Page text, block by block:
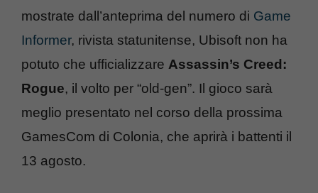
mostrate dall’anteprima del numero di Game
Informer, rivista statunitense, Ubisoft non ha
potuto che ufficializzare Assassin’s Creed:
Rogue, il volto per “old-gen”. Il gioco sarà
meglio presentato nel corso della prossima
GamesCom di Colonia, che aprirà i battenti il
13 agosto.